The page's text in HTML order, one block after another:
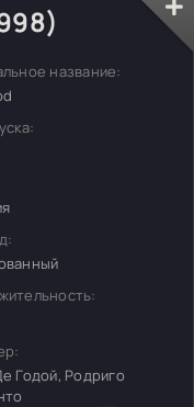
название:
Годой, Родриго